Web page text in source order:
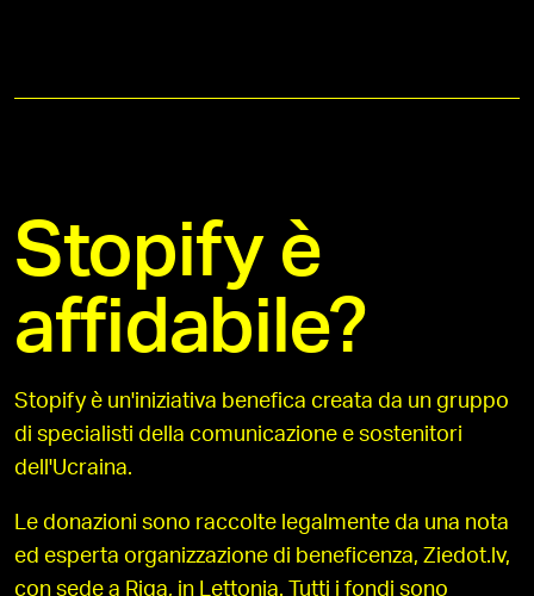
Stopify è
affidabile?
Stopify è un'iniziativa benefica creata da un gruppo
di specialisti della comunicazione e sostenitori
dell'Ucraina.
Le donazioni sono raccolte legalmente da una nota
ed esperta organizzazione di beneficenza, Ziedot.lv,
con sede a Riga, in Lettonia. Tutti i fondi sono